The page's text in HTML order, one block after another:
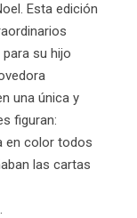
Esta edición
su hijo
una única y
figuran:
en color todos
las cartas